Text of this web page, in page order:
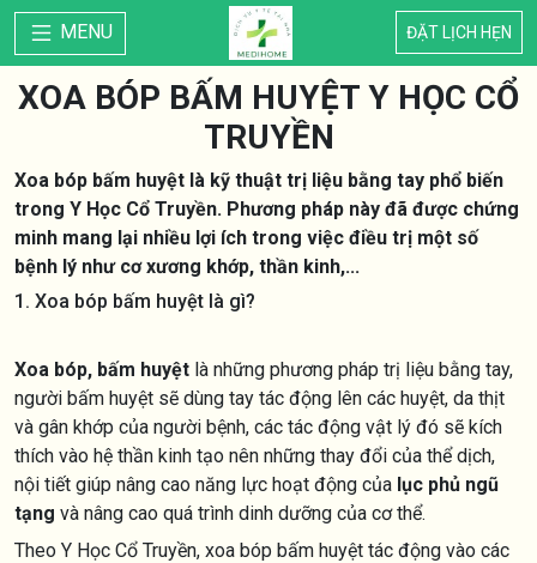
MENU ĐẶT LỊCH HẸN
XOA BÓP BẤM HUYỆT Y HỌC CỔ
TRUYỀN
Xoa bóp bấm huyệt là kỹ thuật trị liệu bằng tay phổ biến
trong Y Học Cổ Truyền. Phương pháp này đã được chứng
minh mang lại nhiều lợi ích trong việc điều trị một số
bệnh lý như cơ xương khớp, thần kinh,...
1. Xoa bóp bấm huyệt là gì?
Xoa bóp, bấm huyệt là những phương pháp trị liệu bằng tay,
người bấm huyệt sẽ dùng tay tác động lên các huyệt, da thịt
và gân khớp của người bệnh, các tác động vật lý đó sẽ kích
thích vào hệ thần kinh tạo nên những thay đổi của thể dịch,
nội tiết giúp nâng cao năng lực hoạt động của lục phủ ngũ
tạng và nâng cao quá trình dinh dưỡng của cơ thể.
Theo Y Học Cổ Truyền, xoa bóp bấm huyệt tác động vào các